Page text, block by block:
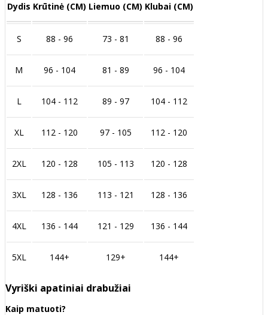
Dydis Krūtinė (CM) Liemuo (CM) Klubai (CM)
S 88 - 96 73 - 81 88 - 96
M 96 - 104 81 - 89 96 - 104
L 104 - 112 89 - 97 104 - 112
XL 112 - 120 97 - 105 112 - 120
2XL 120 - 128 105 - 113 120 - 128
3XL 128 - 136 113 - 121 128 - 136
4XL 136 - 144 121 - 129 136 - 144
5XL 144+ 129+ 144+
Vyriški apatiniai drabužiai
Kaip matuoti?